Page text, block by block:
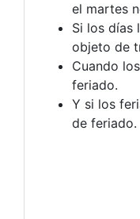
el martes
Si los días
objeto de
Cuando
feriado.
Y si los
de feriado.